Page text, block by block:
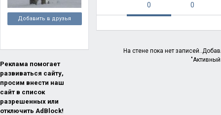
Добавить в друзья
Реклама помогает
развиваться сайту,
просим внести наш
сайт в список
разрешенных или
отключить AdBlock!
0 0
На стене пока нет
"Активный